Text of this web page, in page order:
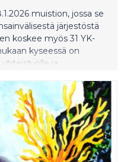
muistion, jossa se
järjestöstä
koskee myös 31 YK-
kyseessä on
ja